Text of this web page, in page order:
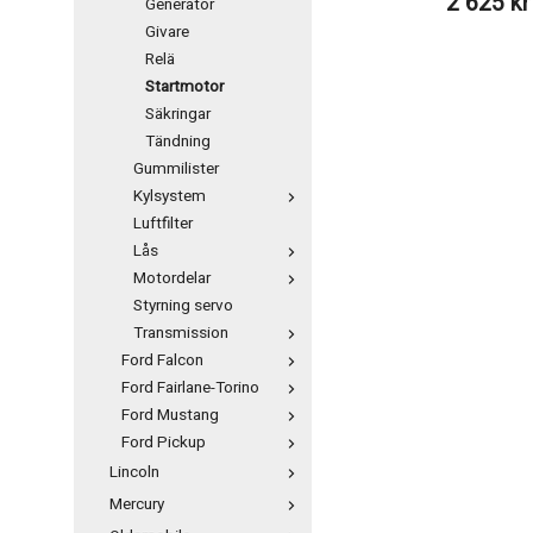
Generator
Givare
Relä
Startmotor
Säkringar
Tändning
Gummilister
Kylsystem
Luftfilter
Lås
Motordelar
Styrning servo
Transmission
Ford Falcon
Ford Fairlane-Torino
Ford Mustang
Ford Pickup
Lincoln
Mercury